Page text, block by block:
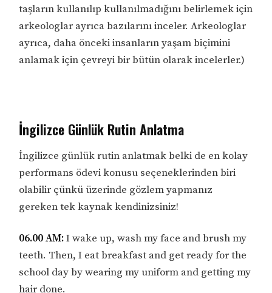
taşların kullanılıp kullanılmadığını belirlemek için
arkeologlar ayrıca bazılarını inceler. Arkeologlar
ayrıca, daha önceki insanların yaşam biçimini
anlamak için çevreyi bir bütün olarak incelerler.)
İngilizce Günlük Rutin Anlatma
İngilizce günlük rutin anlatmak belki de en kolay
performans ödevi konusu seçeneklerinden biri
olabilir çünkü üzerinde gözlem yapmanız
gereken tek kaynak kendinizsiniz!
06.00 AM:I wake up, wash my face and brush my
teeth. Then, I eat breakfast and get ready for the
school day by wearing my uniform and getting my
hair done.